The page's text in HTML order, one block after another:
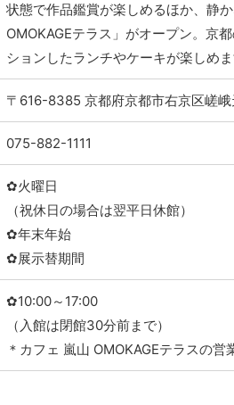
状態で作品鑑賞が楽しめるほか、静
OMOKAGEテラス」がオープン。京
ションしたランチやケーキが楽しめま
〒616-8385 京都府京都市右京区嵯峨
075-882-1111
✿火曜日
（祝休日の場合は翌平日休館）
✿年末年始
✿展示替期間
✿10:00～17:00
（入館は閉館30分前まで）
＊カフェ 嵐山 OMOKAGEテラスの営